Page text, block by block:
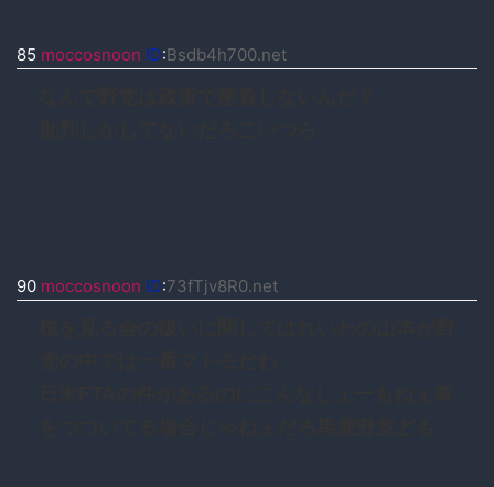
85 moccosnoon ID:Bsdb4h700.net
90 moccosnoon ID:73fTjv8R0.net